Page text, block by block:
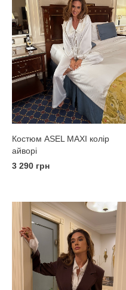
Костюм ASEL MAXI колір
айворі
3 290 грн